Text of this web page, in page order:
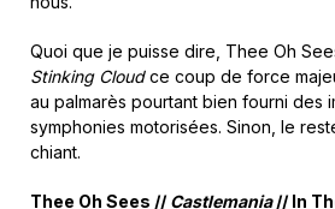
Quoi que je puisse dire, Thee Oh
Stinking Cloudce coup de force
au palmarès pourtant bien fourni des
symphonies motorisées. Sinon, le
chiant.
Thee Oh Sees // Castlemania// In